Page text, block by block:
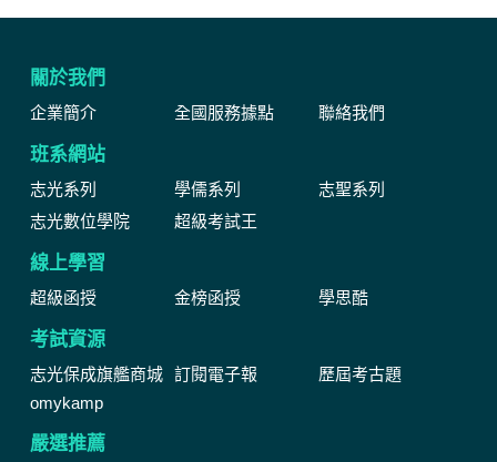
關於我們
企業簡介 全國服務據點 聯絡我們
班系網站
志光系列 學儒系列
志聖系列
志光數位學院
超級考試王
線上學習
超級函授 金榜函授 學思酷
考試資源
志光保成旗艦商城 訂閱電子報
歷屆考古題
omykamp
嚴選推薦